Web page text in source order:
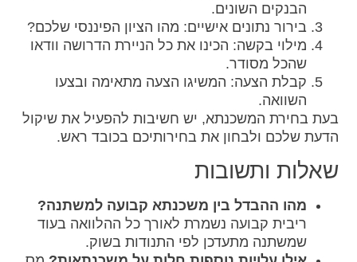
הבנקים השונים.
בירור נתונים אישיים: מהו הציון הפיננסי שלכם?
מילוי בקשה: הכינו את כל הניירת הדרושה וודאו
שהכל מסודר.
קבלת הצעה: המשיגו הצעה מתאימה ובצעו
השוואה.
בעת בחירת המשכנתא, יש חשיבות להפעיל את שיקול
הדעת שלכם ולבחון את בחירותיכם בכובד ראש.
שאלות ותשובות
מהו ההבדל בין משכנתא קבועה למשתנה?
ריבית קבועה נשמרת לאורך כל ההלוואה בעוד
שמשתנה מתעדכן לפי התנודות בשוק.